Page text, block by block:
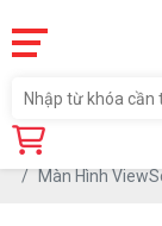
Trang chủ
Màn Hình